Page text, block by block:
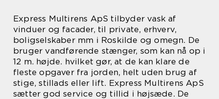
Express Multirens ApS tilbyder vask af
vinduer og facader, til private, erhverv,
boligselskaber mm i Roskilde og omegn. De
bruger vandførende stænger, som kan nå op i
12 m. højde. hvilket gør, at de kan klare de
fleste opgaver fra jorden, helt uden brug af
stige, stillads eller lift. Express Multirens ApS
sætter god service og tillid i højsæde. De